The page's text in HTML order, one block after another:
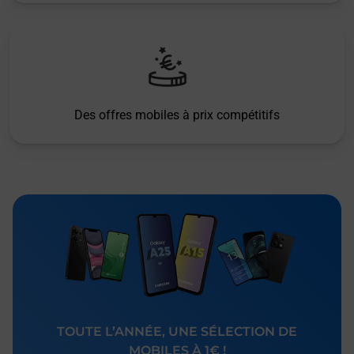
Des offres mobiles à prix compétitifs
TOUTE L’ANNÉE, UNE SÉLECTION DE
MOBILES À 1€ !